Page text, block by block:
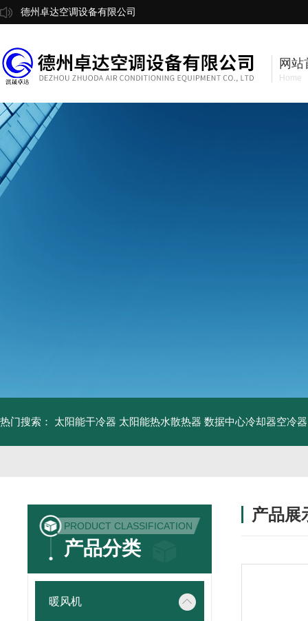
德州卓达空调设备有限公司
网站
Home
热门搜索： 太阳能干冷器 太阳能热水散热器 数据中心冷却器空冷器
PRODUCT CLASSIFICATION
产品分类
暖风机
产品展